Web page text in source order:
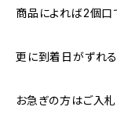
商品によれば2個口
更に到着日がずれる
お急ぎの方はご入札